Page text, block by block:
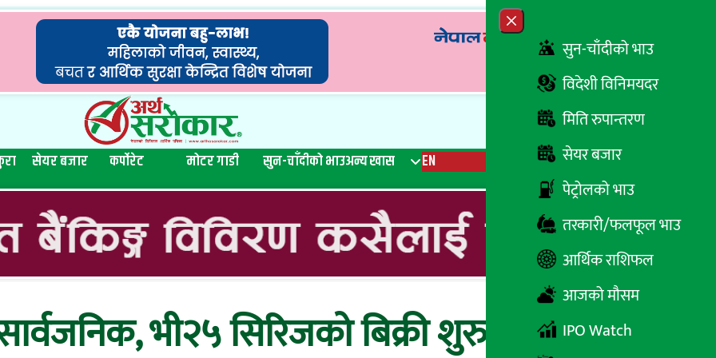
Close menu
सुन-चाँदीको भाउ
विदेशी विनिमयदर
मिति रुपान्तरण
सेयर बजार
पेट्रोलको भाउ
तरकारी/फलफूल भाउ
आर्थिक राशिफल
आजको मौसम
IPO Watch
सेयर बजार कर्पोरेट मोटर गाडी सुन-चाँदीको भाउअन्य खास EN रेडियो
भी२५ सिरिजको बिक्री शुरु